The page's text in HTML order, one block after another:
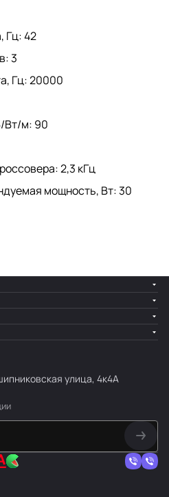
Гц: 42
3
Гц: 20000
Вт/м: 90
2,3 кГц
мощность, Вт: 30
улица, 4к4А